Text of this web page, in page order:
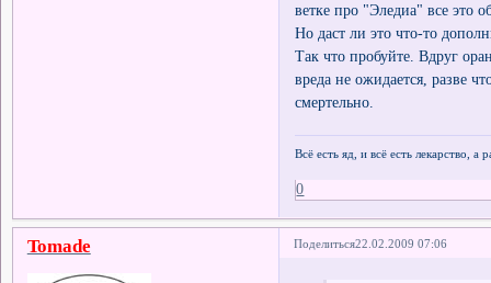
ветке про "Эледиа" все это
Но даст ли это что-то
Так что пробуйте. Вдруг
вреда не ожидается, разве
смертельно.
Всё есть яд, и всё есть лекарство,
0
Поделиться22.02.2009 07:06
Tomade